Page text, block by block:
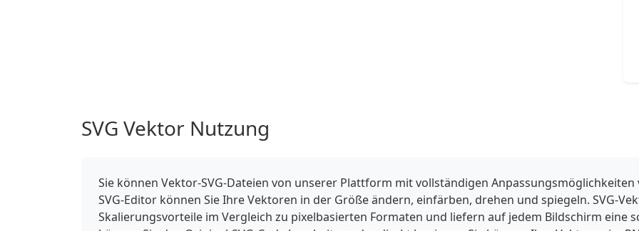
SVG Vektor Nutzung
Sie können Vektor-SVG-Dateien von unserer Plattform mit vollständigen
SVG-Editor können Sie Ihre Vektoren in der Größe ändern, einfärben, drehen und spiegeln. SVG-
Skalierungsvorteile im Vergleich zu pixelbasierten Formaten und liefern auf jedem Bildschirm eine